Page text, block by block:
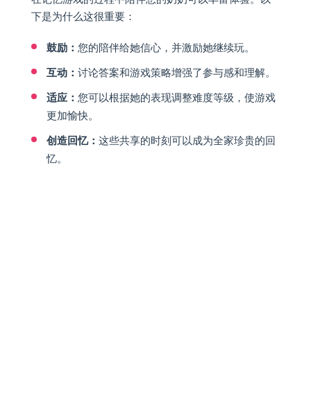
下是为什么这很重要：
鼓励： 您的陪伴给她信心，并激励她继续玩。
互动： 讨论答案和游戏策略增强了参与感和理解。
适应： 您可以根据她的表现调整难度等级，使游戏
更加愉快。
创造回忆： 这些共享的时刻可以成为全家珍贵的回
忆。